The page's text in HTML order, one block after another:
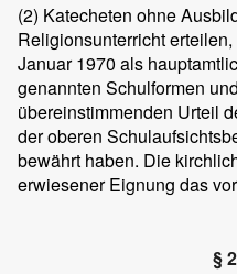
(2) Katecheten ohne
Religionsunterricht
Januar 1970 als
genannten Schulformen
übereinstimmenden Urteil
der oberen
bewährt haben. Die
erwiesener Eignung das
§